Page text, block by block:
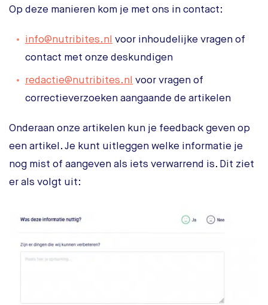
Op deze manieren kom je met ons in contact:
info@nutribites.nl voor inhoudelijke vragen of
contact met onze deskundigen
redactie@nutribites.nl voor vragen of
correctieverzoeken aangaande de artikelen
Onderaan onze artikelen kun je feedback geven op
een artikel. Je kunt uitleggen welke informatie je
nog mist of aangeven als iets verwarrend is. Dit ziet
er als volgt uit: